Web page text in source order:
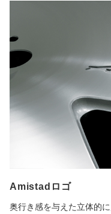
Amistadロゴ
奥行き感を与えた立体的